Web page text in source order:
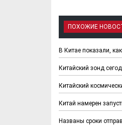
ПОХОЖИЕ
В Китае показали,
Китайский зонд
Китайский
Китай намерен
Названы сроки